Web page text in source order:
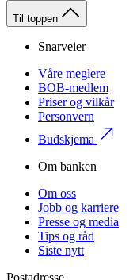
Til toppen
Snarveier
Våre meglere
BOB-medlem
Priser og vilkår
Personvern
Budskjema
Om banken
Om oss
Jobb og karriere
Presse og media
Tips og råd
Siste nytt
Postadresse